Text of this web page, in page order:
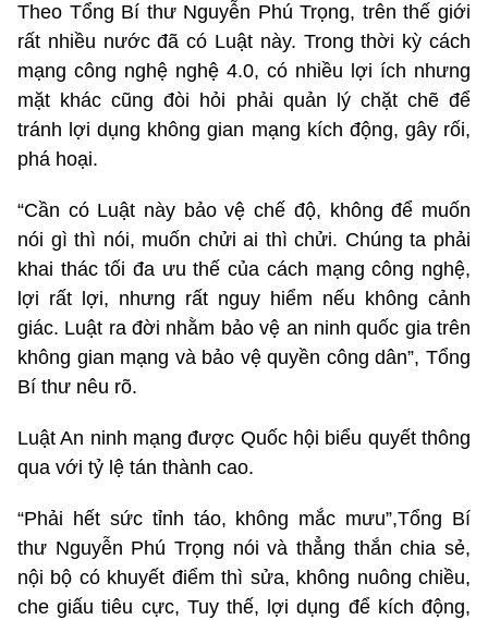
Theo Tổng Bí thư Nguyễn Phú Trọng, trên thế giới
rất nhiều nước đã có Luật này. Trong thời kỳ cách
mạng công nghệ nghệ 4.0, có nhiều lợi ích nhưng
mặt khác cũng đòi hỏi phải quản lý chặt chẽ để
tránh lợi dụng không gian mạng kích động, gây rối,
phá hoại.
“Cần có Luật này bảo vệ chế độ, không để muốn
nói gì thì nói, muốn chửi ai thì chửi. Chúng ta phải
khai thác tối đa ưu thế của cách mạng công nghệ,
lợi rất lợi, nhưng rất nguy hiểm nếu không cảnh
giác. Luật ra đời nhằm bảo vệ an ninh quốc gia trên
không gian mạng và bảo vệ quyền công dân”, Tổng
Bí thư nêu rõ.
Luật An ninh mạng được Quốc hội biểu quyết thông
qua với tỷ lệ tán thành cao.
“Phải hết sức tỉnh táo, không mắc mưu”,Tổng Bí
thư Nguyễn Phú Trọng nói và thẳng thắn chia sẻ,
nội bộ có khuyết điểm thì sửa, không nuông chiều,
che giấu tiêu cực, Tuy thế, lợi dụng để kích động,